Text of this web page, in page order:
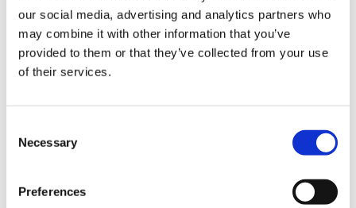
our social media, advertising and analytics partners who
may combine it with other information that you’ve
provided to them or that they’ve collected from your use
of their services.
Necessary
Preferences
※現時，也有一部分售罄的商品。
關於官方門票、參觀旅行的最新資訊請從以下頁面確認。
https://wakayama-rocket.com/
相關促銷・活動